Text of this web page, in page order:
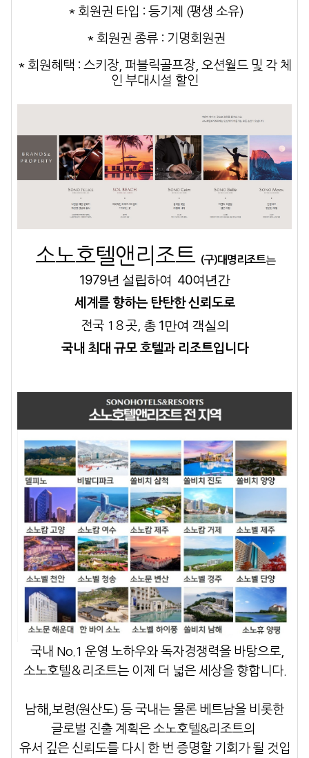
* 회원권 타입 : 등기제 (평생 소유)
* 회원권 종류: 기명회원권
* 회원혜택 : 스키장, 퍼블릭골프장, 오션월드 및 각 체
인 부대시설 할인
소노호텔앤리조트 (구)대명리조트는
1979년 설립하여 40여년간
세계를 향하는 탄탄한 신뢰도로
전국 1８곳, 총 1만여 객실의
국내 최대 규모 호텔과 리조트입니다
국내 No.1 운영 노하우와 독자경쟁력을 바탕으로,
소노호텔＆리조트는 이제 더 넓은 세상을 향합니다.
남해,보령(원산도) 등 국내는 물론 베트남을 비롯한
글로벌 진출 계획은 소노호텔&리조트의
유서 깊은 신뢰도를 다시 한 번 증명할 기회가 될 것입